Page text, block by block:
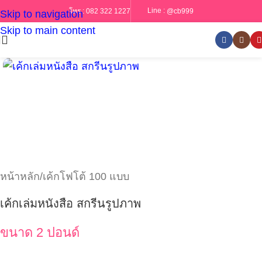
Skip to navigation
Skip to main content
โทร : 082 322 1227 Line : @cb999
หน้าหลัก/เค้กโฟโต้ 100 แบบ
เค้กเล่มหนังสือ สกรีนรูปภาพ
ขนาด 2 ปอนด์